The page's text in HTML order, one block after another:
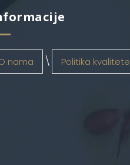
nama Politika kvalitete